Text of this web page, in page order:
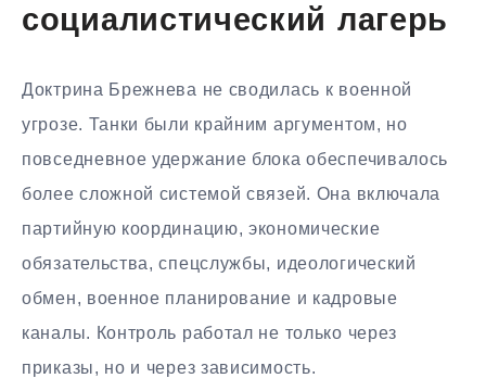
социалистический лагерь
Доктрина Брежнева не сводилась к военной
угрозе. Танки были крайним аргументом, но
повседневное удержание блока обеспечивалось
более сложной системой связей. Она включала
партийную координацию, экономические
обязательства, спецслужбы, идеологический
обмен, военное планирование и кадровые
каналы. Контроль работал не только через
приказы, но и через зависимость.